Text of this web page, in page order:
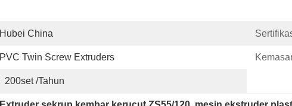
Hubei China
PVC Twin Screw Extruders
200set /tahun